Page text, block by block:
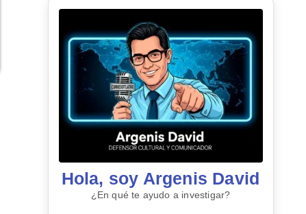
Hola, soy Argenis David
¿En qué te ayudo a investigar?